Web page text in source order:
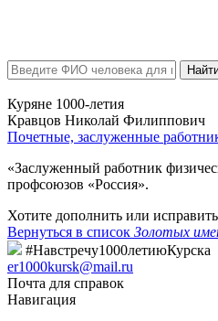
Куряне 1000-летия
Кравцов Николай Филиппович
Почетные, заслуженные
«Заслуженный работник
профсоюзов «Россия».
Хотите дополнить или
Вернуться в список Золотых
#Навстречу1000летиюКурска
er1000kursk@mail.ru
Почта для справок
Навигация